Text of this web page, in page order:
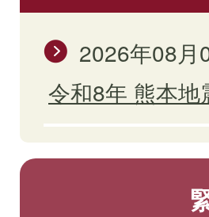
2026年08月
令和8年 熊本